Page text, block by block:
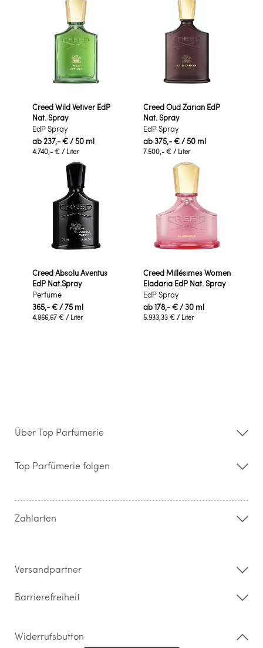
Creed Wild Vetiver EdP
Nat. Spray
EdP Spray
ab237,- € / 50 ml
4.740,- € / Liter
Creed Oud Zarian EdP
Nat. Spray
EdP Spray
ab375,- € / 50 ml
7.500,- € / Liter
Creed Absolu Aventus
EdP Nat.Spray
Perfume
365,- € / 75 ml
4.866,67 € / Liter
Creed Millésimes Women
Eladaria EdP Nat. Spray
EdP Spray
ab178,- € / 30 ml
5.933,33 € / Liter
Über Top Parfümerie
Storefinder
Kontakt
Widerrufsrecht & Rückgabebedingungen
Top Parfümerie folgen
Zahlarten
Versandpartner
Barrierefreiheit
Widerrufsbutton